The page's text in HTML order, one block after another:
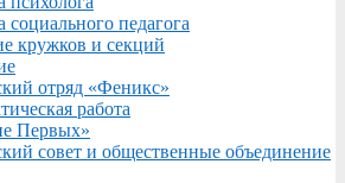
социального педагога
кружков и секций
отряд «Феникс»
работа
Первых»
совет и общественные объединение